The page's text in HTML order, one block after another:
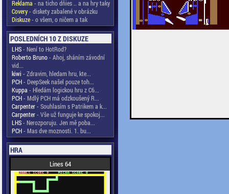
Reklama - na ticho dňies .. a na hry taky
Covery- diskety zabalené v obrázku
Diskuze- o všem, o ničem a tak
POSLEDNÍCH 10 Z DISKUZE
LHS- Není to HotRod?
Roberto Bruno- Ahoj, sháním závodní
vid...
kiwi - Zdravim, hledam hru, kte...
PCH- DeepSeek našel pouze toh...
Kuppa - Hledám logickou hru z C6...
PCH- Mdlý PCH má odzkoušený R...
Carpenter- Souhlasím s Patrikem a k...
Carpenter- Vše už funguje ke spokoj...
LHS- Nerozporuju. Jen mě poba...
PCH- Mas dve moznosti. 1. bu...
HRA
Lines 64